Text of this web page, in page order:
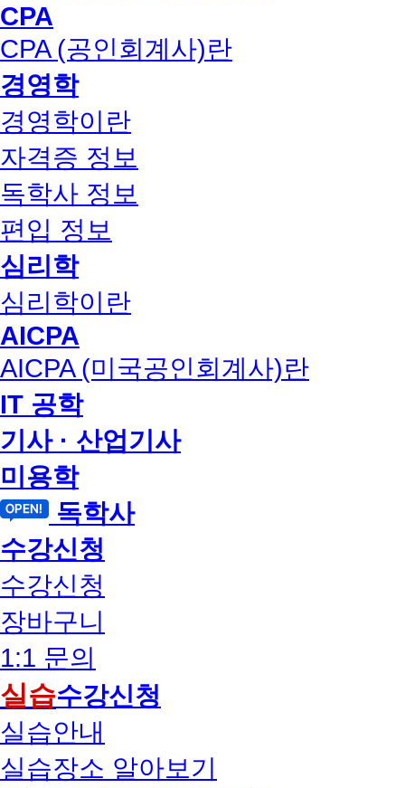
CPA
CPA (공인회계사)란
경영학
경영학이란
자격증 정보
독학사 정보
편입 정보
심리학
심리학이란
AICPA
AICPA (미국공인회계사)란
IT 공학
기사 · 산업기사
미용학
독학사
수강신청
수강신청
장바구니
1:1 문의
실습수강신청
실습안내
실습장소 알아보기